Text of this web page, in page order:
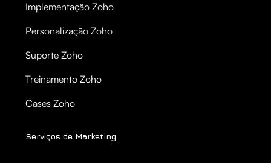
Implementação Zoho
Personalização Zoho
Suporte Zoho
Treinamento Zoho
Cases Zoho
Serviços de Marketing